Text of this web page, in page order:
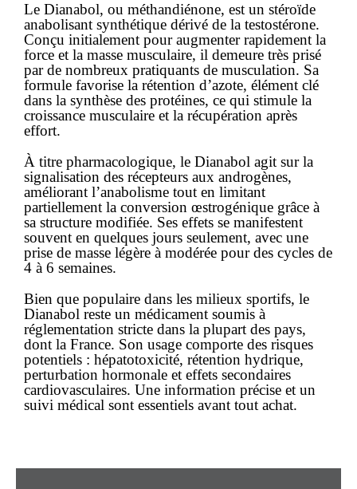
Le Dianabol, ou méthandiénone, est un stéroïde
anabolisant synthétique dérivé de la testostérone.
Conçu initialement pour augmenter rapidement la
force et la masse musculaire, il demeure très prisé
par de nombreux pratiquants de musculation. Sa
formule favorise la rétention d’azote, élément clé
dans la synthèse des protéines, ce qui stimule la
croissance musculaire et la récupération après
effort.
À titre pharmacologique, le Dianabol agit sur la
signalisation des récepteurs aux androgènes,
améliorant l’anabolisme tout en limitant
partiellement la conversion œstrogénique grâce à
sa structure modifiée. Ses effets se manifestent
souvent en quelques jours seulement, avec une
prise de masse légère à modérée pour des cycles de
4 à 6 semaines.
Bien que populaire dans les milieux sportifs, le
Dianabol reste un médicament soumis à
réglementation stricte dans la plupart des pays,
dont la France. Son usage comporte des risques
potentiels : hépatotoxicité, rétention hydrique,
perturbation hormonale et effets secondaires
cardiovasculaires. Une information précise et un
suivi médical sont essentiels avant tout achat.